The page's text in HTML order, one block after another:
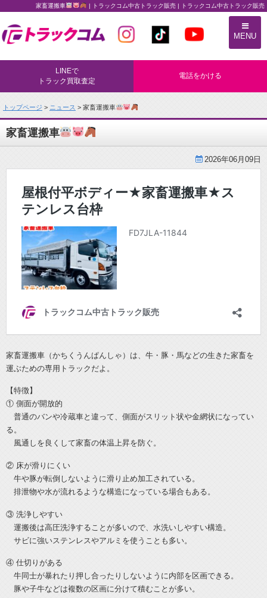
家畜運搬車 | トラックコム中古トラック販売 | トラックコム中古トラック販売
トラックコム中古トラック販売
MENU
LINEで
トラック買取査定
電話をかける
トップページ > ニュース > 家畜運搬車
家畜運搬車
2026年06月09日
家畜運搬車（かちくうんぱんしゃ）は、牛・豚・馬などの生きた家畜を
運ぶための専用トラックだよ。
【特徴】
① 側面が開放的
普通のバンや冷蔵車と違って、側面がスリット状や金網状になってい
る。
風通しを良くして家畜の体温上昇を防ぐ。
② 床が滑りにくい
牛や豚が転倒しないように滑り止め加工されている。
排泄物や水が流れるような構造になっている場合もある。
③ 洗浄しやすい
運搬後は高圧洗浄することが多いので、水洗いしやすい構造。
サビに強いステンレスやアルミを使うことも多い。
④ 仕切りがある
牛同士が暴れたり押し合ったりしないように内部を区画できる。
豚や子牛などは複数の区画に分けて積むことが多い。